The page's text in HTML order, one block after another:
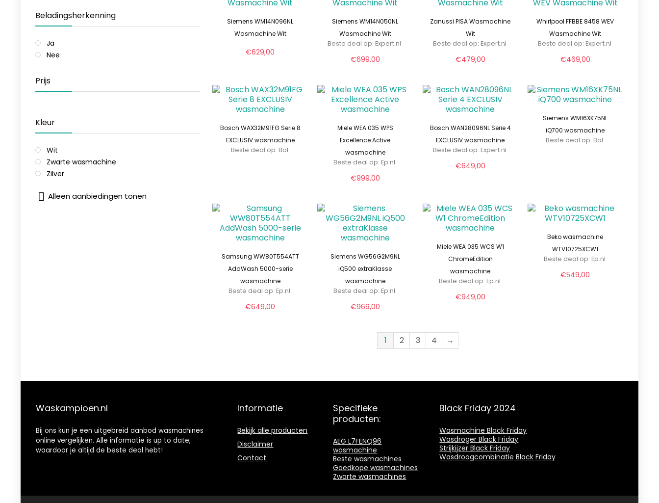
Beladingsherkenning
Ja
Nee
Prijs
Kleur
Wit
Zwarte wasmachine
Zilver
Alleen aanbiedingen tonen
Siemens WM14N096NL
Wasmachine Wit
€629,00
Siemens WM14N050NL
Wasmachine Wit
Beste deal op:
expert.nl
€699,00
Zanussi PISA Wasmachine
Wit
Beste deal op: expert.nl
€479,00
Whirlpool FFBBE 8458 WEV
Wasmachine Wit
Beste deal op: expert.nl
€469,00
Bosch WAX32M91FG Serie 8
EXCLUSIV wasmachine
Beste deal op:
Bol
Miele WEA 035 WPS
Excellence Active
wasmachine
Beste deal op:
ep.nl
€999,00
Bosch WAN28096NL Serie 4
EXCLUSIV wasmachine
Beste deal op: expert.nl
€649,00
Siemens WM16XK75NL
iQ700 wasmachine
Beste deal op:
Bol
Samsung WW80T554ATT
AddWash 5000-serie
wasmachine
Beste deal op: ep.nl
€649,00
Siemens WG56G2M9NL
iQ500 extraKlasse
wasmachine
Beste deal op:
ep.nl
€969,00
Miele WEA 035 WCS W1
ChromeEdition
wasmachine
Beste deal op: ep.nl
€949,00
Beko wasmachine
WTV10725XCW1
Beste deal op: ep.nl
€549,00
1 2 3 4 →
Waskampioen.nl
Bij ons kun je een uitgebreid aanbod wasmachines
online vergelijken. Alle informatie is up to date,
waardoor je altijd de beste deal hebt!
Informatie
Bekijk alle producten
Disclaimer
Contact
Specifieke
producten:
AEG L7FENQ96
wasmachine
Beste wasmachines
Goedkope wasmachines
Zwarte wasmachines
Black Friday 2024
Wasmachine Black Friday
Wasdroger Black Friday
Strijkijzer Black Friday
Wasdroogcombinatie Black Friday